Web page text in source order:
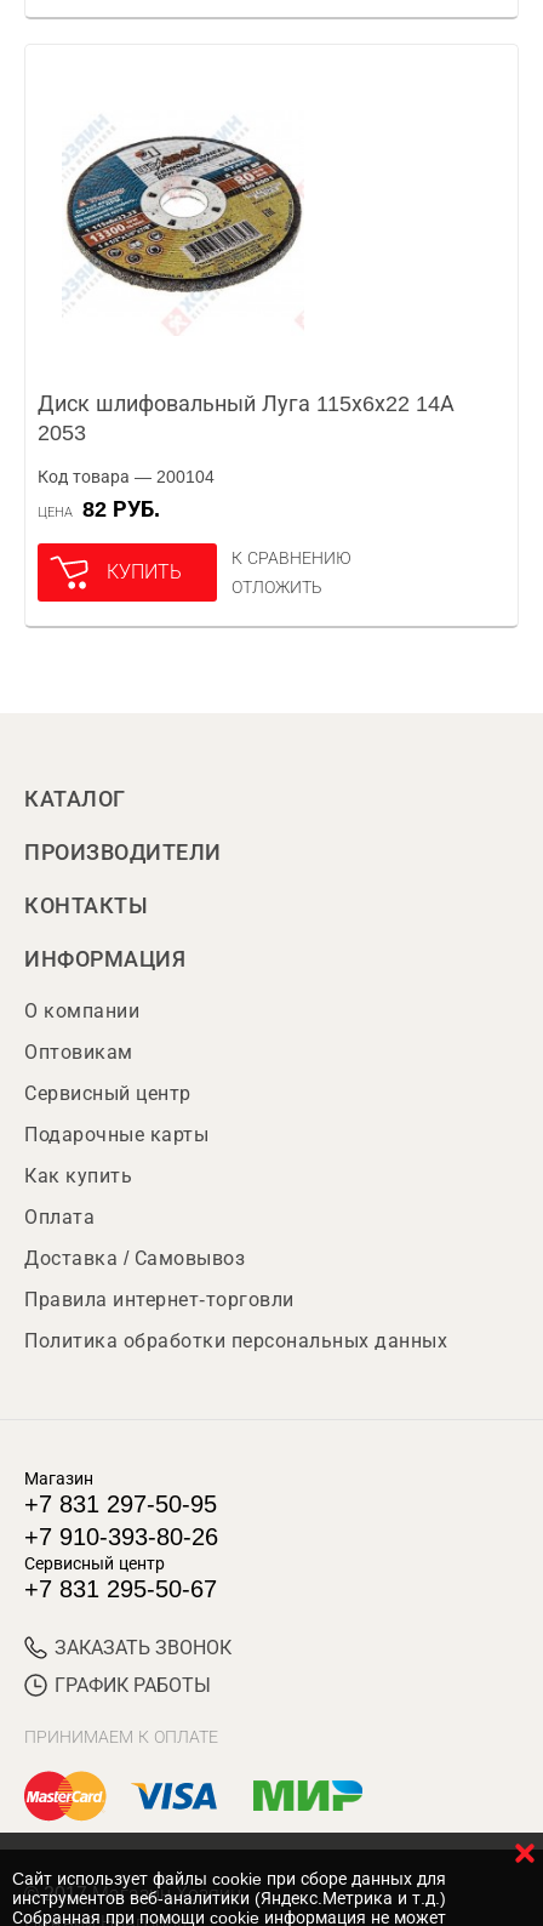
Диск шлифовальный Луга 115х6х22 14А
2053
Код товара — 200104
ЦЕНА 82 РУБ.
КУПИТЬ
К СРАВНЕНИЮ
ОТЛОЖИТЬ
КАТАЛОГ
ПРОИЗВОДИТЕЛИ
КОНТАКТЫ
ИНФОРМАЦИЯ
О компании
Оптовикам
Сервисный центр
Подарочные карты
Как купить
Оплата
Доставка / Самовывоз
Правила интернет-торговли
Политика обработки персональных данных
Магазин
+7 831 297-50-95
+7 910-393-80-26
Сервисный центр
+7 831 295-50-67
ЗАКАЗАТЬ ЗВОНОК
ГРАФИК РАБОТЫ
ПРИНИМАЕМ К ОПЛАТЕ
© 2017 Магазин Хозяин
Cайт использует файлы cookie при сборе данных для
инструментов веб-аналитики (Яндекс.Метрика и т.д.)
Собранная при помощи cookie информация не может